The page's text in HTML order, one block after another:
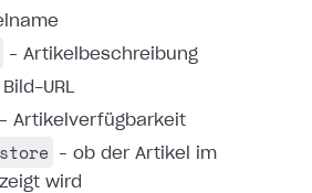
– Artikelbeschreibung
Bild-URL
– Artikelverfügbarkeit
– ob der Artikel im
wird